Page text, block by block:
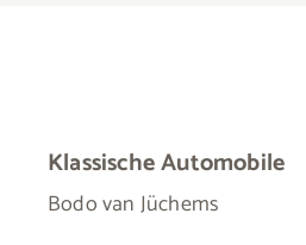
Klassische Automobile
Bodo van Jüchems